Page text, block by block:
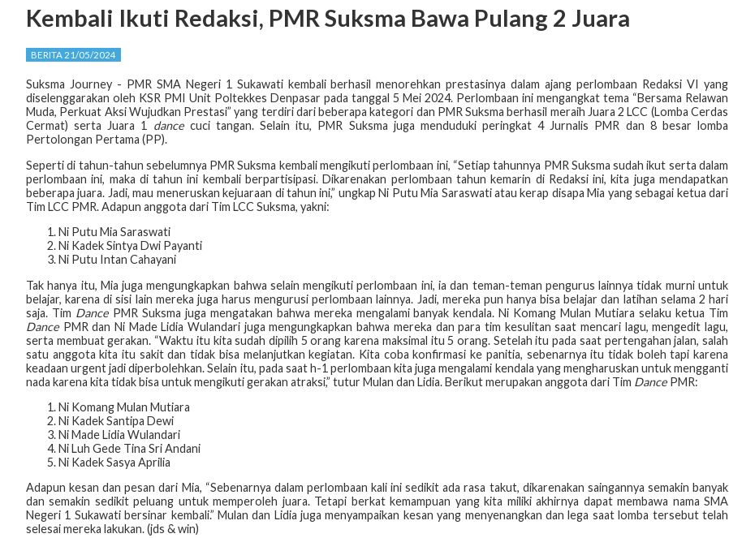
Kembali Ikuti Redaksi, PMR Suksma Bawa Pulang 2 Juara
BERITA 21/05/2024
Suksma Journey - PMR SMA Negeri 1 Sukawati kembali berhasil menorehkan prestasinya dalam ajang perlombaan Redaksi VI yang
diselenggarakan oleh KSR PMI Unit Poltekkes Denpasar pada tanggal 5 Mei 2024. Perlombaan ini mengangkat tema “Bersama Relawan
Muda, Perkuat Aksi Wujudkan Prestasi” yang terdiri dari beberapa kategori dan PMR Suksma berhasil meraih Juara 2 LCC (Lomba Cerdas
Cermat) serta Juara 1 dancecuci tangan. Selain itu, PMR Suksma juga menduduki peringkat 4 Jurnalis PMR dan 8 besar lomba
Pertolongan Pertama (PP).
Seperti di tahun-tahun sebelumnya PMR Suksma kembali mengikuti perlombaan ini, “Setiap tahunnya PMR Suksma sudah ikut serta dalam
perlombaan ini, maka di tahun ini kembali berpartisipasi. Dikarenakan perlombaan tahun kemarin di Redaksi ini, kita juga mendapatkan
beberapa juara. Jadi, mau meneruskan kejuaraan di tahun ini,” ungkap Ni Putu Mia Saraswati atau kerap disapa Mia yang sebagai ketua dari
Tim LCC PMR. Adapun anggota dari Tim LCC Suksma, yakni:
Ni Putu Mia Saraswati
Ni Kadek Sintya Dwi Payanti
Ni Putu Intan Cahayani
Tak hanya itu, Mia juga mengungkapkan bahwa selain mengikuti perlombaan ini, ia dan teman-teman pengurus lainnya tidak murni untuk
belajar, karena di sisi lain mereka juga harus mengurusi perlombaan lainnya. Jadi, mereka pun hanya bisa belajar dan latihan selama 2 hari
saja. Tim DancePMR Suksma juga mengatakan bahwa mereka mengalami banyak kendala. Ni Komang Mulan Mutiara selaku ketua Tim
Dance PMR dan Ni Made Lidia Wulandari juga mengungkapkan bahwa mereka dan para tim kesulitan saat mencari lagu, mengedit lagu,
serta membuat gerakan. “Waktu itu kita sudah dipilih 5 orang karena maksimal itu 5 orang. Setelah itu pada saat pertengahan jalan, salah
satu anggota kita itu sakit dan tidak bisa melanjutkan kegiatan. Kita coba konfirmasi ke panitia, sebenarnya itu tidak boleh tapi karena
keadaan urgent jadi diperbolehkan. Selain itu, pada saat h-1 perlombaan kita juga mengalami kendala yang mengharuskan untuk mengganti
nada karena kita tidak bisa untuk mengikuti gerakan atraksi,” tutur Mulan dan Lidia. Berikut merupakan anggota dari Tim Dance PMR:
Ni Komang Mulan Mutiara
Ni Kadek Santipa Dewi
Ni Made Lidia Wulandari
Ni Luh Gede Tina Sri Andani
Ni Kadek Sasya Aprilia
Adapun kesan dan pesan dari Mia, “Sebenarnya dalam perlombaan kali ini sedikit ada rasa takut, dikarenakan saingannya semakin banyak
dan semakin sedikit peluang untuk memperoleh juara. Tetapi berkat kemampuan yang kita miliki akhirnya dapat membawa nama SMA
Negeri 1 Sukawati bersinar kembali.” Mulan dan Lidia juga menyampaikan kesan yang menyenangkan dan lega saat lomba tersebut telah
selesai mereka lakukan. (jds & win)